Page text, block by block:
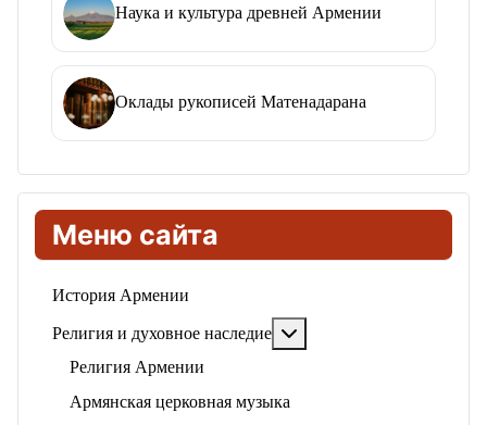
Меню сайта
История Армении
Религия и духовное наследие
Религия Армении
Армянская церковная музыка
Наука и культура древней Армении
Оклады рукописей Матенадарана